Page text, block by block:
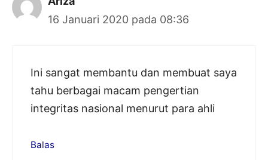
16 Januari 2020 pada 08:36
Ini sangat membantu dan membuat saya
tahu berbagai macam pengertian
integritas nasional menurut para ahli
Balas